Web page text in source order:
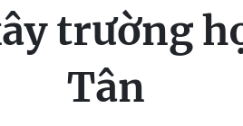
trường
Tân